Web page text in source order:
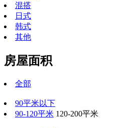
混搭
日式
韩式
其他
房屋面积
全部
90平米以下
90-120平米 120-200平米